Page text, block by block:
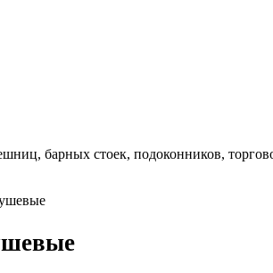
барных стоек, подоконников,